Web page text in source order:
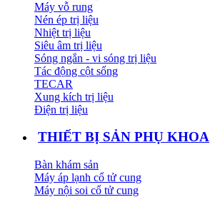
Máy vỗ rung
Nén ép trị liệu
Nhiệt trị liệu
Siêu âm trị liệu
Sóng ngắn - vi sóng trị liệu
Tác động cột sống
TECAR
Xung kích trị liệu
Điện trị liệu
THIẾT BỊ SẢN PHỤ KHOA
Bàn khám sản
Máy áp lạnh cổ tử cung
Máy nội soi cổ tử cung